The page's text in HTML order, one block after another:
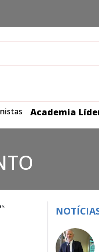
Academia